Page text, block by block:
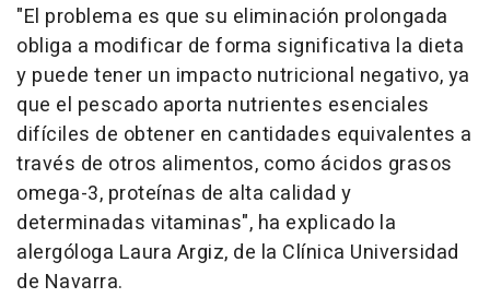
"El problema es que su eliminación prolongada
obliga a modificar de forma significativa la dieta
y puede tener un impacto nutricional negativo, ya
que el pescado aporta nutrientes esenciales
difíciles de obtener en cantidades equivalentes a
través de otros alimentos, como ácidos grasos
omega-3, proteínas de alta calidad y
determinadas vitaminas", ha explicado la
alergóloga Laura Argiz, de la Clínica Universidad
de Navarra.